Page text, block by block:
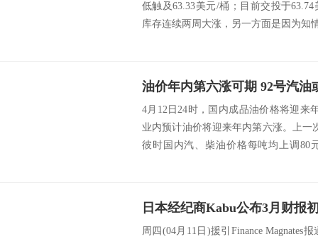
低触及63.33美元/桶；目前交投于
库存连续两周大涨，另一方面是因为知
油价年内第六涨可期 92号汽油
4月12日24时，国内成品油价格将迎来
业内预计油价将迎来年内第六涨。上一
彼时国内汽、柴油价格每吨均上调80
周四(04月11日)援引Finance Magnates